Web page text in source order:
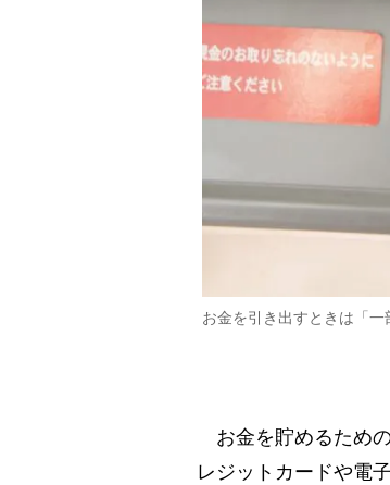
お金を引き出すときは「
お金を貯めるため
レジットカードや電